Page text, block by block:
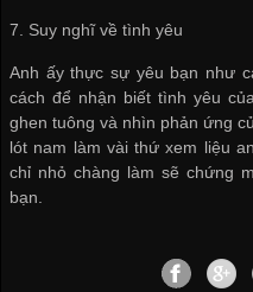
7. Suy nghĩ về tình yêu
Anh ấy thực sự yêu bạn như
cách để nhận biết tình yêu
ghen tuông và nhìn phản ứng
lót nam làm vài thứ xem liệu
chỉ nhỏ chàng làm sẽ chứng
bạn.